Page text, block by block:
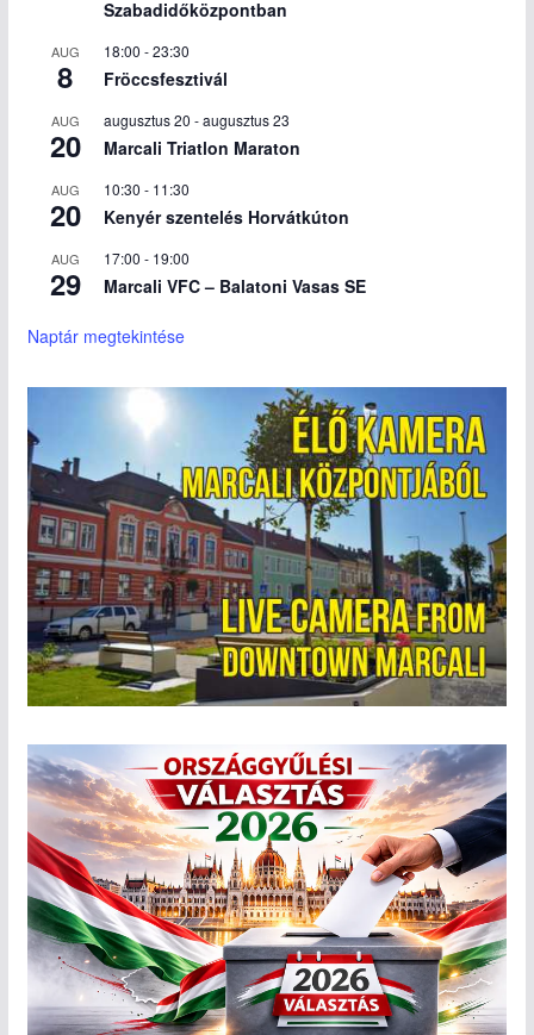
Szabadidőközpontban
AUG
8
18:00 -23:30
Fröccsfesztivál
AUG
20
augusztus 20 -augusztus 23
Marcali Triatlon Maraton
AUG
20
10:30 - 11:30
Kenyér szentelés Horvátkúton
AUG
29
17:00 - 19:00
Marcali VFC – Balatoni Vasas SE
Naptár megtekintése